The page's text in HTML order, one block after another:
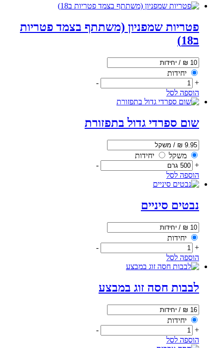
פטריות שמפניון (משתתף בצמד פטריות
ב18)
יחידות
+
-
הוספה לסל
שום ספרדי גדול בתפזורת
משקל
יחידות
+
-
הוספה לסל
נבטים סיניים
יחידות
+
-
הוספה לסל
לבבות חסה זוג במבצע
יחידות
+
-
הוספה לסל